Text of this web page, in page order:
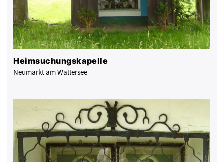
Heimsuchungskapelle
Neumarkt am Wallersee